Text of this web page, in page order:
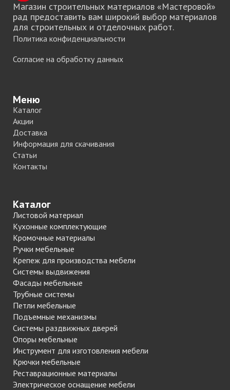
Магазин строительных материалов «Мастеровой»
рад предоставить вам широкий выбор материалов
для строительных и отделочных работ.
Политика конфиденциальности
Согласие на обработку данных
Меню
Каталог
Акции
Доставка
Информация для скачивания
Статьи
Контакты
Каталог
Листовой материал
Кухонные комплектующие
Кромочные материалы
Ручки мебельные
Крепеж для производства мебели
Системы выдвижения
Фасады мебельные
Трубные системы
Петли мебельные
Подъемные механизмы
Системы раздвижных дверей
Опоры мебельные
Инструмент для изготовления мебели
Крючки мебельные
Реставрационные материалы
Электрическое оснащение мебели